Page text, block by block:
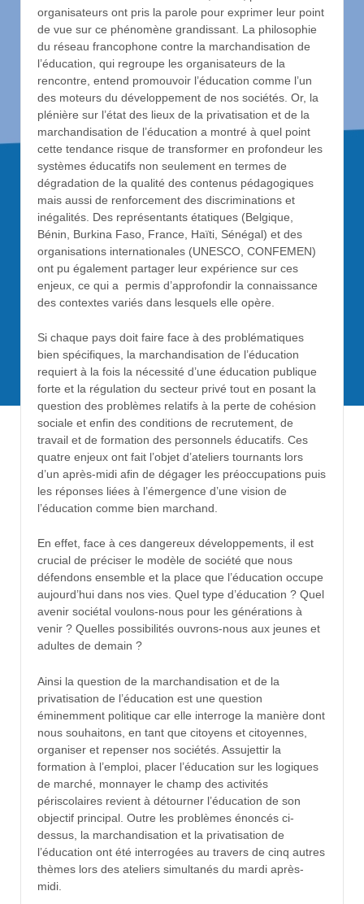
organisateurs ont pris la parole pour exprimer leur point
de vue sur ce phénomène grandissant. La philosophie
du réseau francophone contre la marchandisation de
l’éducation, qui regroupe les organisateurs de la
rencontre, entend promouvoir l’éducation comme l’un
des moteurs du développement de nos sociétés. Or, la
plénière sur l’état des lieux de la privatisation et de la
marchandisation de l’éducation a montré à quel point
cette tendance risque de transformer en profondeur les
systèmes éducatifs non seulement en termes de
dégradation de la qualité des contenus pédagogiques
mais aussi de renforcement des discriminations et
inégalités. Des représentants étatiques (Belgique,
Bénin, Burkina Faso, France, Haïti, Sénégal) et des
organisations internationales (UNESCO, CONFEMEN)
ont pu également partager leur expérience sur ces
enjeux, ce qui a permis d’approfondir la connaissance
des contextes variés dans lesquels elle opère.
Si chaque pays doit faire face à des problématiques
bien spécifiques, la marchandisation de l’éducation
requiert à la fois la nécessité d’une éducation publique
forte et la régulation du secteur privé tout en posant la
question des problèmes relatifs à la perte de cohésion
sociale et enfin des conditions de recrutement, de
travail et de formation des personnels éducatifs. Ces
quatre enjeux ont fait l’objet d’ateliers tournants lors
d’un après-midi afin de dégager les préoccupations puis
les réponses liées à l’émergence d’une vision de
l’éducation comme bien marchand.
En effet, face à ces dangereux développements, il est
crucial de préciser le modèle de société que nous
défendons ensemble et la place que l’éducation occupe
aujourd’hui dans nos vies. Quel type d’éducation ? Quel
avenir sociétal voulons-nous pour les générations à
venir ? Quelles possibilités ouvrons-nous aux jeunes et
adultes de demain ?
Ainsi la question de la marchandisation et de la
privatisation de l’éducation est une question
éminemment politique car elle interroge la manière dont
nous souhaitons, en tant que citoyens et citoyennes,
organiser et repenser nos sociétés. Assujettir la
formation à l’emploi, placer l’éducation sur les logiques
de marché, monnayer le champ des activités
périscolaires revient à détourner l’éducation de son
objectif principal. Outre les problèmes énoncés ci-
dessus, la marchandisation et la privatisation de
l’éducation ont été interrogées au travers de cinq autres
thèmes lors des ateliers simultanés du mardi après-
midi.